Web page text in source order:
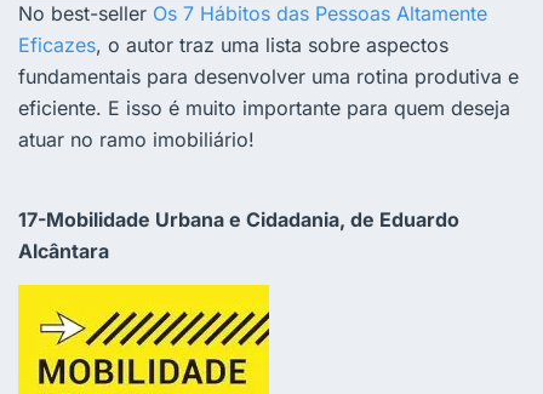
No best-seller Os 7 Hábitos das Pessoas Altamente
Eficazes, o autor traz uma lista sobre aspectos
fundamentais para desenvolver uma rotina produtiva e
eficiente. E isso é muito importante para quem deseja
atuar no ramo imobiliário!
17-Mobilidade Urbana e Cidadania, de Eduardo
Alcântara